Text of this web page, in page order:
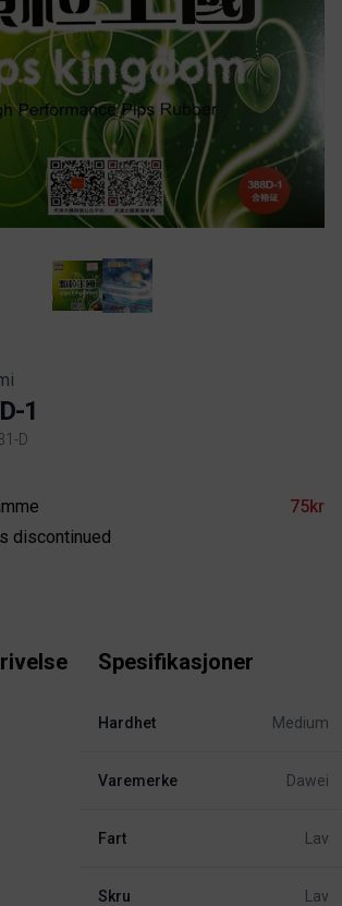
1
D
75kr
discontinued
Spesifikasjoner
Hardhet Medium
Varemerke Dawei
Fart Lav
Skru Lav